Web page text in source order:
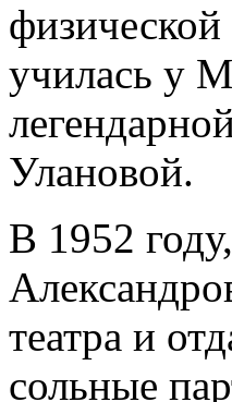
училась у
Улановой.
В 1952
театра и
сольные